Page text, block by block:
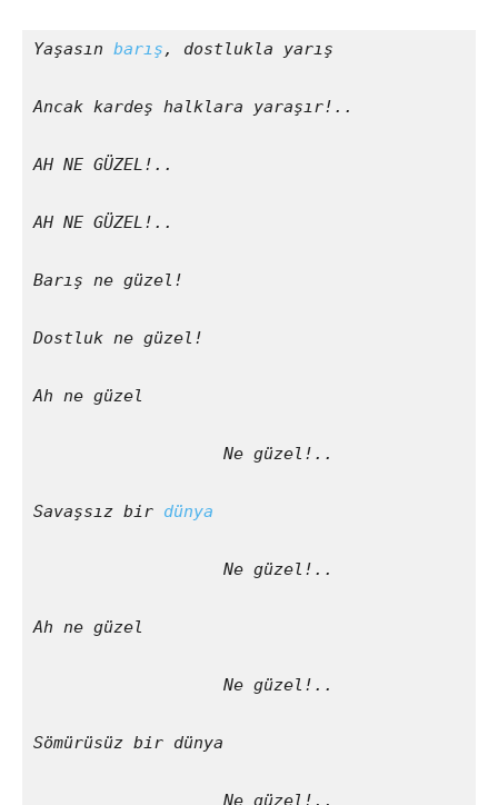
Yaşasın barış, dostlukla yarış
Ancak kardeş halklara yaraşır!..
AH NE GÜZEL!..
AH NE GÜZEL!..
Barış ne güzel!
Dostluk ne güzel!
Ah ne güzel
Ne güzel!..
Savaşsız bir dünya
Ne güzel!..
Ah ne güzel
Ne güzel!..
Sömürüsüz bir dünya
Ne güzel!..